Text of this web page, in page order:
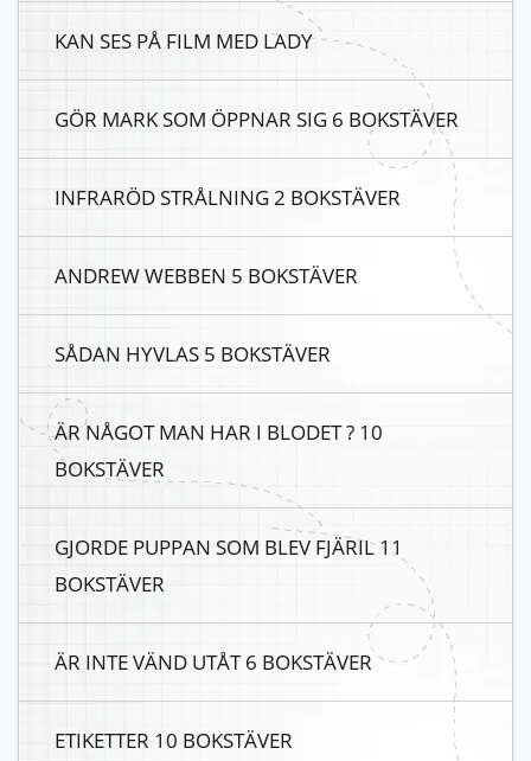
KAN SES PÅ FILM MED LADY
GÖR MARK SOM ÖPPNAR SIG 6 BOKSTÄVER
INFRARÖD STRÅLNING 2 BOKSTÄVER
ANDREW WEBBEN 5 BOKSTÄVER
SÅDAN HYVLAS 5 BOKSTÄVER
ÄR NÅGOT MAN HAR I BLODET ? 10
BOKSTÄVER
GJORDE PUPPAN SOM BLEV FJÄRIL 11
BOKSTÄVER
ÄR INTE VÄND UTÅT 6 BOKSTÄVER
ETIKETTER 10 BOKSTÄVER